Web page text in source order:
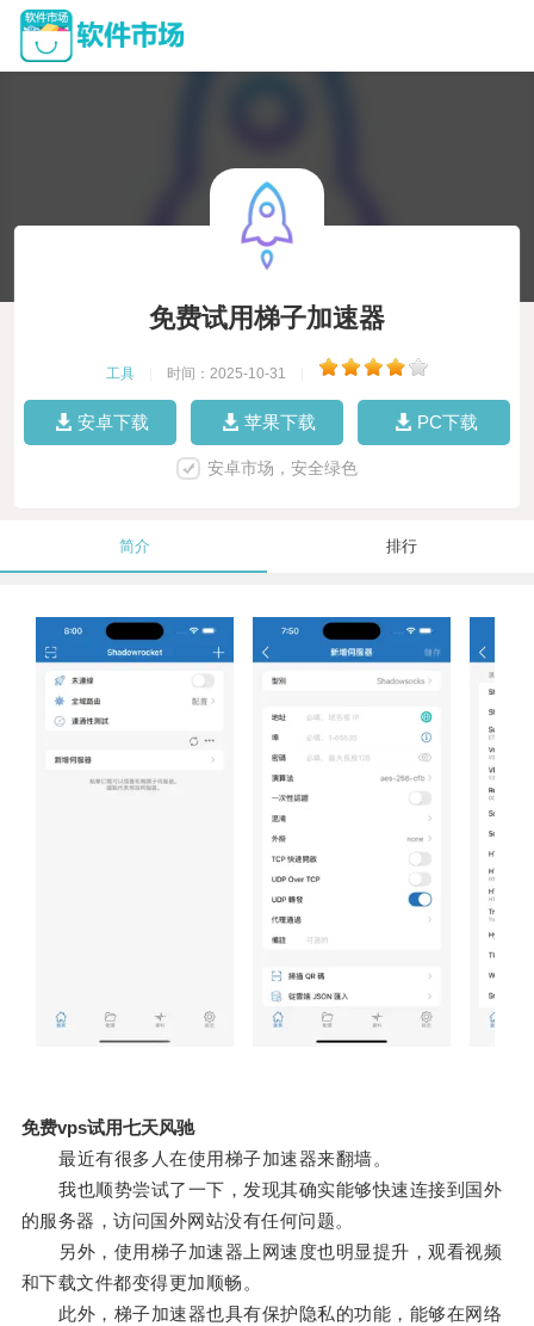
免费试用梯子加速器
工具 时间：2025-10-31
安卓下载 苹果下载 PC下载
安卓市场，安全绿色
简介 排行
免费vps试用七天风驰
最近有很多人在使用梯子加速器来翻墙。
我也顺势尝试了一下，发现其确实能够快速连接到国外
的服务器，访问国外网站没有任何问题。
另外，使用梯子加速器上网速度也明显提升，观看视频
和下载文件都变得更加顺畅。
此外，梯子加速器也具有保护隐私的功能，能够在网络